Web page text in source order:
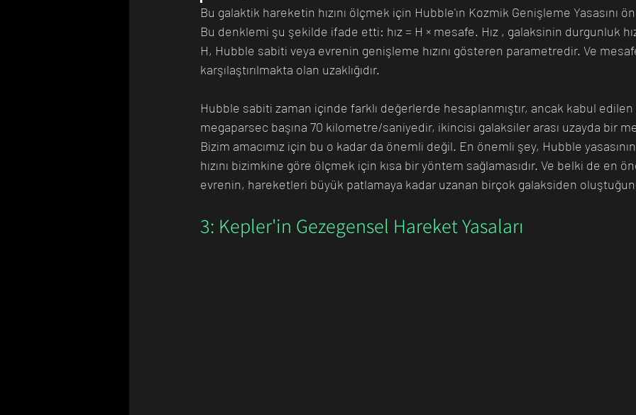
Bu galaktik hareketin hızını ölçmek için Hubble'ın Kozmik Genişleme Yasasını
Bu denklemi şu şekilde ifade etti: hız = H × mesafe. Hız , galaksinin durgunluk
H, Hubble sabiti veya evrenin genişleme hızını gösteren parametredir. Ve
karşılaştırılmakta olan uzaklığıdır.
Hubble sabiti zaman içinde farklı değerlerde hesaplanmıştır, ancak kabul
megaparsec başına 70 kilometre/saniyedir, ikincisi galaksiler arası uzayda bir
Bizim amacımız için bu o kadar da önemli değil. En önemli şey, Hubble
hızını bizimkine göre ölçmek için kısa bir yöntem sağlamasıdır. Ve belki de en
evrenin, hareketleri büyük patlamaya kadar uzanan birçok galaksiden
3: Kepler'in Gezegensel Hareket Yasaları